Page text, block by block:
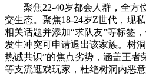
聚焦22-40岁都会人群，全方
交生态。聚焦18-24岁Z世代，现
相关话题并添加“求队友”等标签
发生冲突可申请退出该家族。树
热诚共识”的焦点劣势，涵盖王者
等支流逛戏玩家，杜绝树洞内恶